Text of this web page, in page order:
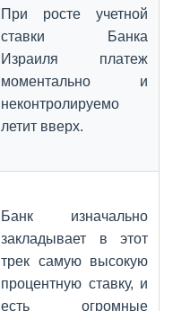
При росте учетной
ставки Банка
Израиля платеж
моментально и
неконтролируемо
летит вверх.
Банк изначально
закладывает в этот
трек самую высокую
процентную ставку, и
есть огромные